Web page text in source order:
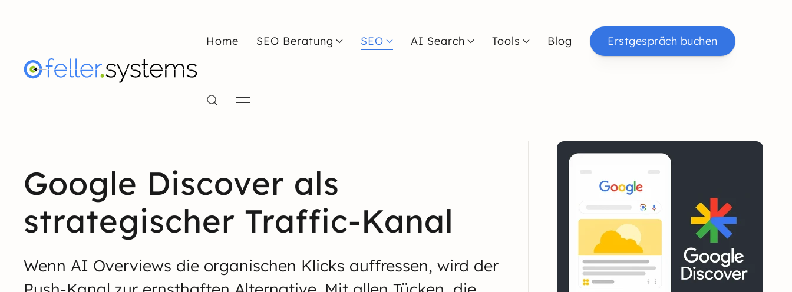
Home SEO Beratung SEO AI Search Tools Blog Erstgespräch buchen
Google Discover als
strategischer Traffic-Kanal
Wenn AI Overviews die organischen Klicks auffressen, wird der